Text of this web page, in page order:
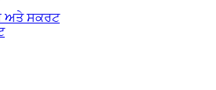
ਅਤੇ ਸਕਰਟ